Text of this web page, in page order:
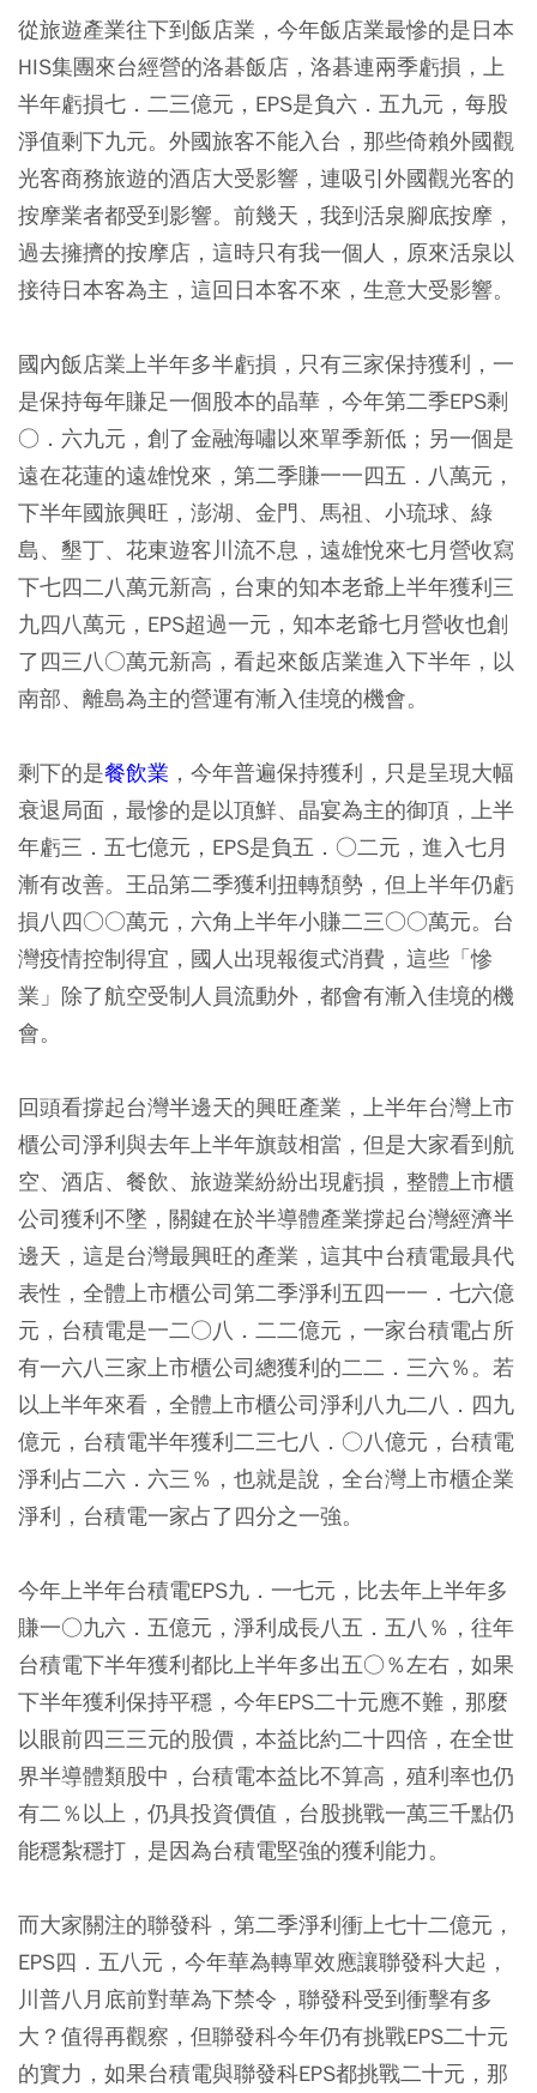
從旅遊產業往下到飯店業，今年飯店業最慘的是日本
HIS集團來台經營的洛碁飯店，洛碁連兩季虧損，上
半年虧損七．二三億元，EPS是負六．五九元，每股
淨值剩下九元。外國旅客不能入台，那些倚賴外國觀
光客商務旅遊的酒店大受影響，連吸引外國觀光客的
按摩業者都受到影響。前幾天，我到活泉腳底按摩，
過去擁擠的按摩店，這時只有我一個人，原來活泉以
接待日本客為主，這回日本客不來，生意大受影響。
國內飯店業上半年多半虧損，只有三家保持獲利，一
是保持每年賺足一個股本的晶華，今年第二季EPS剩
○．六九元，創了金融海嘯以來單季新低；另一個是
遠在花蓮的遠雄悅來，第二季賺一一四五．八萬元，
下半年國旅興旺，澎湖、金門、馬祖、小琉球、綠
島、墾丁、花東遊客川流不息，遠雄悅來七月營收寫
下七四二八萬元新高，台東的知本老爺上半年獲利三
九四八萬元，EPS超過一元，知本老爺七月營收也創
了四三八○萬元新高，看起來飯店業進入下半年，以
南部、離島為主的營運有漸入佳境的機會。
剩下的是餐飲業 ，今年普遍保持獲利，只是呈現大幅
衰退局面，最慘的是以頂鮮、晶宴為主的御頂，上半
年虧三．五七億元，EPS是負五．○二元，進入七月
漸有改善。王品第二季獲利扭轉頹勢，但上半年仍虧
損八四○○萬元，六角上半年小賺二三○○萬元。台
灣疫情控制得宜，國人出現報復式消費，這些「慘
業」除了航空受制人員流動外，都會有漸入佳境的機
會。
回頭看撐起台灣半邊天的興旺產業，上半年台灣上市
櫃公司淨利與去年上半年旗鼓相當，但是大家看到航
空、酒店、餐飲、旅遊業紛紛出現虧損，整體上市櫃
公司獲利不墜，關鍵在於半導體產業撐起台灣經濟半
邊天，這是台灣最興旺的產業，這其中台積電最具代
表性，全體上市櫃公司第二季淨利五四一一．七六億
元，台積電是一二○八．二二億元，一家台積電占所
有一六八三家上市櫃公司總獲利的二二．三六％。若
以上半年來看，全體上市櫃公司淨利八九二八．四九
億元，台積電半年獲利二三七八．○八億元，台積電
淨利占二六．六三％，也就是說，全台灣上市櫃企業
淨利，台積電一家占了四分之一強。
今年上半年台積電EPS九．一七元，比去年上半年多
賺一○九六．五億元，淨利成長八五．五八％，往年
台積電下半年獲利都比上半年多出五○％左右，如果
下半年獲利保持平穩，今年EPS二十元應不難，那麼
以眼前四三三元的股價，本益比約二十四倍，在全世
界半導體類股中，台積電本益比不算高，殖利率也仍
有二％以上，仍具投資價值，台股挑戰一萬三千點仍
能穩紮穩打，是因為台積電堅強的獲利能力。
而大家關注的聯發科，第二季淨利衝上七十二億元，
EPS四．五八元，今年華為轉單效應讓聯發科大起，
川普八月底前對華為下禁令，聯發科受到衝擊有多
大？值得再觀察，但聯發科今年仍有挑戰EPS二十元
的實力，如果台積電與聯發科EPS都挑戰二十元，那